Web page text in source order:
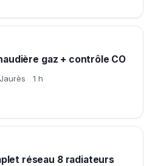
gaz + contrôle CO
1 h
réseau 8 radiateurs